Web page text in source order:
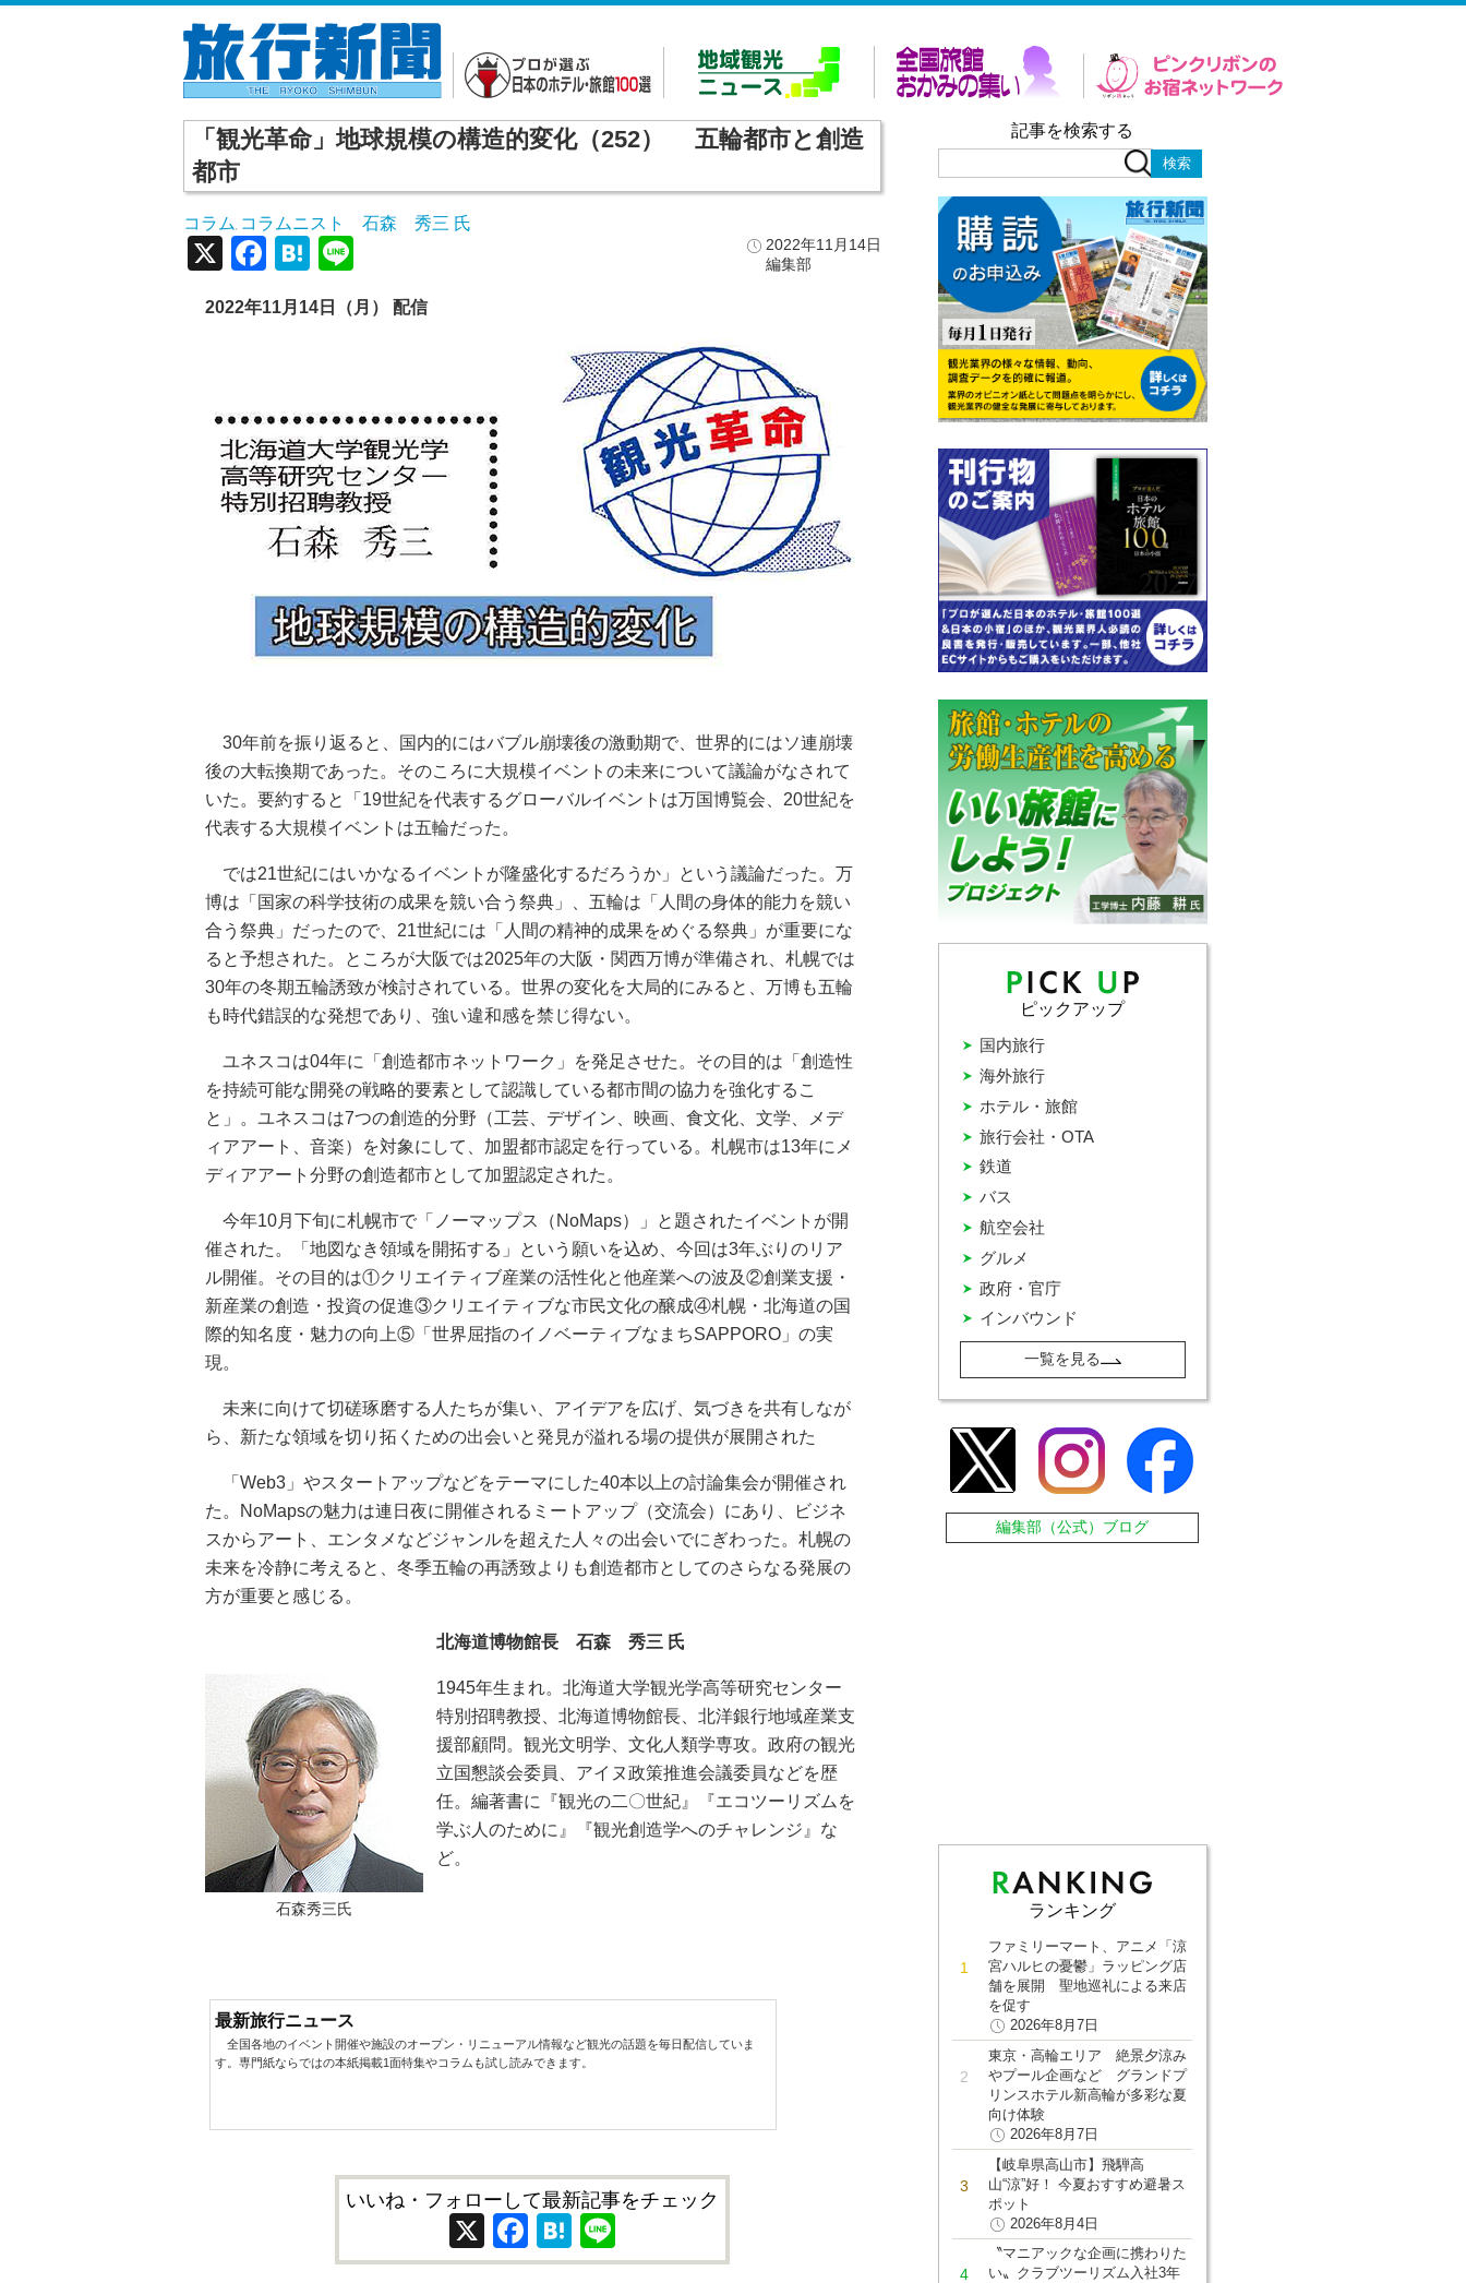
「観光革命」地球規模の構造的変化（252） 五輪都市と創造
都市
コラム コラムニスト 石森 秀三 氏
2022年11月14日
編集部
X Facebook
Hatena
2022年11月14日（月） 配信
30年前を振り返ると、国内的にはバブル崩壊後の激動期で、世界的にはソ連崩壊
後の大転換期であった。そのころに大規模イベントの未来について議論がなされて
いた。要約すると「19世紀を代表するグローバルイベントは万国博覧会、20世紀を
代表する大規模イベントは五輪だった。
では21世紀にはいかなるイベントが隆盛化するだろうか」という議論だった。万
博は「国家の科学技術の成果を競い合う祭典」、五輪は「人間の身体的能力を競い
合う祭典」だったので、21世紀には「人間の精神的成果をめぐる祭典」が重要にな
ると予想された。ところが大阪では2025年の大阪・関西万博が準備され、札幌では
30年の冬期五輪誘致が検討されている。世界の変化を大局的にみると、万博も五輪
も時代錯誤的な発想であり、強い違和感を禁じ得ない。
ユネスコは04年に「創造都市ネットワーク」を発足させた。その目的は「創造性
を持続可能な開発の戦略的要素として認識している都市間の協力を強化するこ
と」。ユネスコは7つの創造的分野（工芸、デザイン、映画、食文化、文学、メデ
ィアアート、音楽）を対象にして、加盟都市認定を行っている。札幌市は13年にメ
ディアアート分野の創造都市として加盟認定された。
今年10月下旬に札幌市で「ノーマップス（NoMaps）」と題されたイベントが開
催された。「地図なき領域を開拓する」という願いを込め、今回は3年ぶりのリア
ル開催。その目的は①クリエイティブ産業の活性化と他産業への波及②創業支援・
新産業の創造・投資の促進③クリエイティブな市民文化の醸成④札幌・北海道の国
際的知名度・魅力の向上⑤「世界屈指のイノベーティブなまちSAPPORO」の実
現。
未来に向けて切磋琢磨する人たちが集い、アイデアを広げ、気づきを共有しなが
ら、新たな領域を切り拓くための出会いと発見が溢れる場の提供が展開された
「Web3」やスタートアップなどをテーマにした40本以上の討論集会が開催され
た。NoMapsの魅力は連日夜に開催されるミートアップ（交流会）にあり、ビジネ
スからアート、エンタメなどジャンルを超えた人々の出会いでにぎわった。札幌の
未来を冷静に考えると、冬季五輪の再誘致よりも創造都市としてのさらなる発展の
方が重要と感じる。
石森秀三氏
北海道博物館長 石森 秀三 氏
1945年生まれ。北海道大学観光学高等研究センター
特別招聘教授、北海道博物館長、北洋銀行地域産業支
援部顧問。観光文明学、文化人類学専攻。政府の観光
立国懇談会委員、アイヌ政策推進会議委員などを歴
任。編著書に『観光の二〇世紀』『エコツーリズムを
学ぶ人のために』『観光創造学へのチャレンジ』な
ど。
最新旅行ニュース
全国各地のイベント開催や施設のオープン・リニューアル情報など観光の話題を毎日配信していま
す。専門紙ならではの本紙掲載1面特集やコラムも試し読みできます。
いいね・フォローして最新記事をチェック
X Facebook
Hatena
記事を検索する
ピックアップ
インバウンド
グルメ
バス
ホテル・旅館
国内旅行
政府・官庁
旅行会社・OTA
海外旅行
航空会社
鉄道
一覧を見る
編集部（公式）ブログ
ランキング
ファミリーマート、アニメ「涼
宮ハルヒの憂鬱」ラッピング店
舗を展開 聖地巡礼による来店
を促す
2026年8月7日
東京・高輪エリア 絶景夕涼み
やプール企画など グランドプ
リンスホテル新高輪が多彩な夏
向け体験
2026年8月7日
【岐阜県高山市】飛騨高
山“涼”好！ 今夏おすすめ避暑ス
ポット
2026年8月4日
〝マニアックな企画に携わりた
い〟クラブツーリズム入社3年